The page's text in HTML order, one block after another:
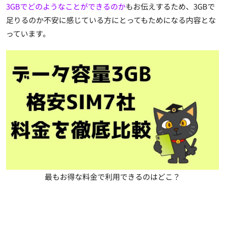
3GBでどのようなことができるのかもお伝えするため、3GBで
足りるのか不安に感じている方にとってもためになる内容とな
っています。
最もお得な料金で利用できるのはどこ？